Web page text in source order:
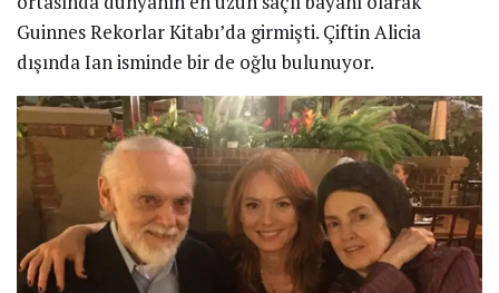
Guinnes Rekorlar Kitabı’da girmişti. Çiftin Alicia
dışında Ian isminde bir de oğlu bulunuyor.